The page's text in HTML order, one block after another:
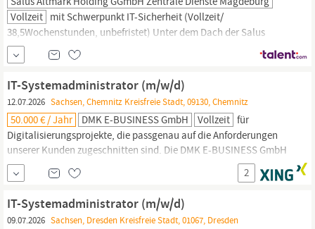
Vollzeit mit Schwerpunkt IT-Sicherheit (Vollzeit/
38,5Wochenstunden, unbefristet) Unter dem Dach der Salus
Altmark Holding gGmbH unterstützen und bestärken wir
Menschen in besonderen Lebenssituationen - von Kindesbeinen
an bis ins hohe Alter. An insgesamt 17 Standorten in
Anhaltwird mit medizinisch-therapeutischen, pflegerischen,
IT-Systemadministrator (m/w/d)
12.07.2026 Sachsen, Chemnitz Kreisfreie Stadt, 09130, Chemnitz
50.000 € / Jahr DMK E-BUSINESS GmbH Vollzeit für
Digitalisierungsprojekte, die passgenau auf die Anforderungen
unserer Kunden zugeschnitten sind. Die DMK E-BUSINESS GmbH
ist ein Teil der Power People Group, welche fünf starke Marken
unter einem Dach vereint – Personalwerk, Grapevine, Kraft von
Wantoch, DMK E-BUSINESS und jobsintown.de. Zur
Unterstützung unseres Teams in Chemnitz suchen wir ab sofort
einen motivierten IT-Systemadministrator
2
IT-Systemadministrator (m/w/d)
09.07.2026 Sachsen, Dresden Kreisfreie Stadt, 01067, Dresden